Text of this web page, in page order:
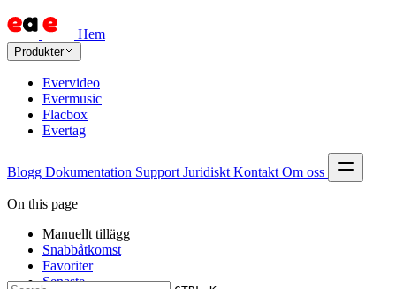
Hem
Produkter
Evervideo
Evermusic
Flacbox
Evertag
Blogg Dokumentation Support Juridiskt Kontakt Om oss
On this page
Manuellt tillägg
Snabbåtkomst
Favoriter
Senaste